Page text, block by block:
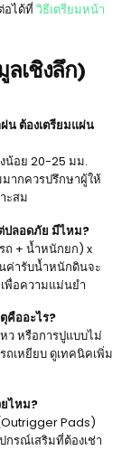
อได้ที่ วิธีเตรียมหน้า
เชิงลึก)
น ต้องเตรียมแผ่น
น้อย 20-25 มม.
ากควรปรึกษาผู้ให้
ะสม
ปลอดภัย มีไหม?
ถ + น้ำหนักยก) x
ค่ารับน้ำหนักดินจะ
เพื่อความแม่นยำ
คืออะไร?
ว หรือการปูแบบไม่
เหยียบ ดูเทคนิคเพิ่ม
ยไหม?
Pads)
รณ์เสริมที่ต้องเช่า